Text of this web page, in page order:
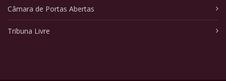
Câmara de Portas Abertas
Tribuna Livre